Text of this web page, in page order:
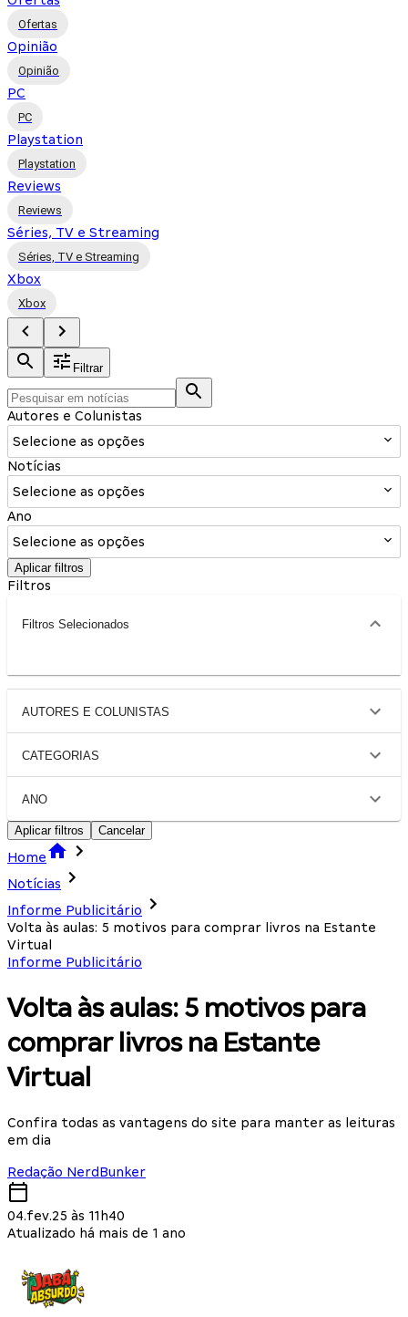
Ofertas
Opinião
Opinião
PC
PC
Playstation
Playstation
Reviews
Reviews
Séries, TV e Streaming
Séries, TV e Streaming
Xbox
Xbox
Filtrar
Autores e Colunistas
Selecione as opções
Notícias
Selecione as opções
Ano
Selecione as opções
Aplicar filtros
Filtros
Filtros Selecionados
AUTORES E COLUNISTAS
CATEGORIAS
ANO
Aplicar filtros Cancelar
Home
Notícias
Informe Publicitário
Volta às aulas: 5 motivos para comprar livros na Estante
Virtual
Informe Publicitário
Volta às aulas: 5 motivos para
comprar livros na Estante
Virtual
Confira todas as vantagens do site para manter as leituras
em dia
Redação NerdBunker
04.fev.25 às 11h40
Atualizado há mais de 1 ano